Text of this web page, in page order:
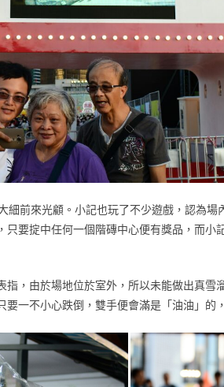
前來光顧。小記也玩了不少遊戲，認為場
要掟中任何一個階磚中心便有獎品，而小
，由於場地位於室外，所以未能做出真雪
一不小心跌倒，雙手便會滿是「油油」的